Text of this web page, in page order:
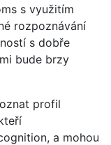
s využitím
rozpoznávání
s dobře
bude brzy
profil
a mohou